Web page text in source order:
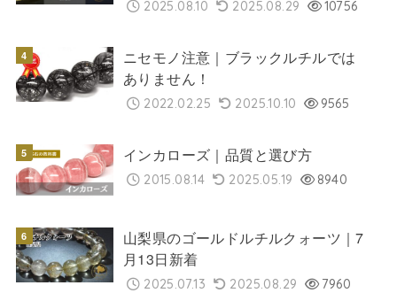
2025.08.10 2025.08.29 10756
ニセモノ注意｜ブラックルチルでは
ありません！
2022.02.25 2025.10.10 9565
インカローズ｜品質と選び方
2015.08.14 2025.05.19 8940
山梨県のゴールドルチルクォーツ｜7
月13日新着
2025.07.13 2025.08.29 7960